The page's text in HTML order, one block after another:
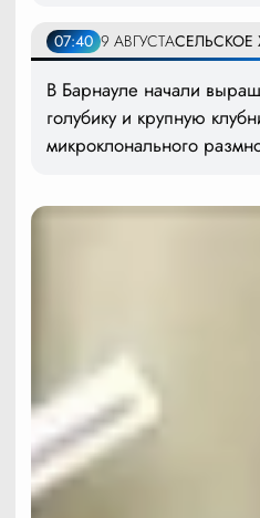
07:40 9 АВГУСТАСЕЛЬСКОЕ
В Барнауле начали
голубику и крупную
микроклонального